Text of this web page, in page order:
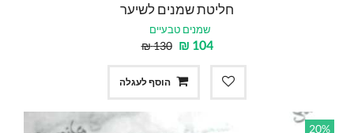
חליטת שמנים לשיער
שמנים טבעיים
104
₪
130
₪
הוסף לעגלה
20%